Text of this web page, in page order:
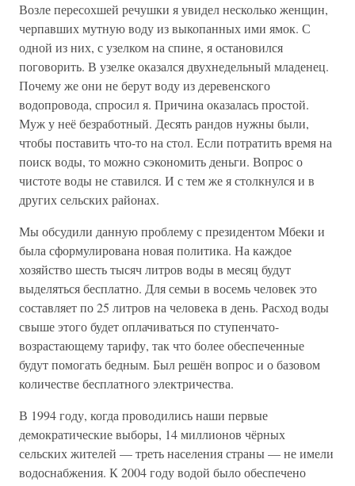
Возле пересохшей речушки я увидел несколько женщин,
черпавших мутную воду из выкопанных ими ямок. С
одной из них, с узелком на спине, я остановился
поговорить. В узелке оказался двухнедельный младенец.
Почему же они не берут воду из деревенского
водопровода, спросил я. Причина оказалась простой.
Муж у неё безработный. Десять рандов нужны были,
чтобы поставить что-то на стол. Если потратить время на
поиск воды, то можно сэкономить деньги. Вопрос о
чистоте воды не ставился. И с тем же я столкнулся и в
других сельских районах.
Мы обсудили данную проблему с президентом Мбеки и
была сформулирована новая политика. На каждое
хозяйство шесть тысяч литров воды в месяц будут
выделяться бесплатно. Для семьи в восемь человек это
составляет по 25 литров на человека в день. Расход воды
свыше этого будет оплачиваться по ступенчато-
возрастающему тарифу, так что более обеспеченные
будут помогать бедным. Был решён вопрос и о базовом
количестве бесплатного электричества.
В 1994 году, когда проводились наши первые
демократические выборы, 14 миллионов чёрных
сельских жителей — треть населения страны — не имели
водоснабжения. К 2004 году водой было обеспечено